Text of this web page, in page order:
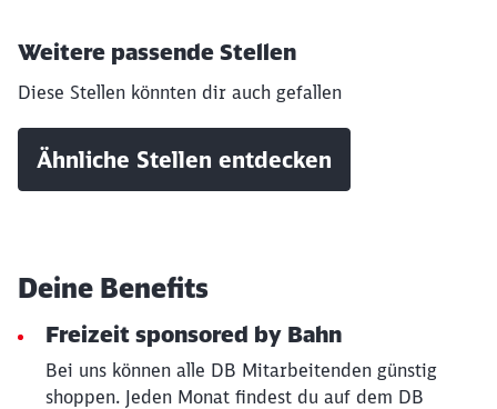
Weitere passende Stellen
Diese Stellen könnten dir auch gefallen
Ähnliche Stellen entdecken
Deine Benefits
Freizeit sponsored by Bahn
Bei uns können alle DB Mitarbeitenden günstig
shoppen. Jeden Monat findest du auf dem DB
werden?
Abbrechen Weiter